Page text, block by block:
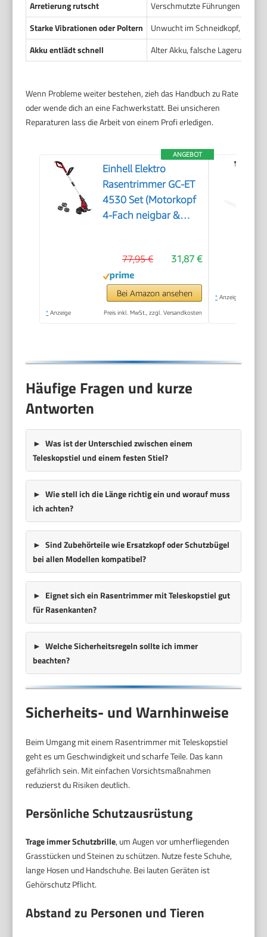
Arretierung rutscht
Verschmutzte Führungen oder
Starke Vibrationen oder Poltern
Unwucht im Schneidkopf,
Akku entlädt schnell
Alter Akku, falsche Lagerung
Wenn Probleme weiter bestehen, zieh das Handbuch zu Rate
oder wende dich an eine Fachwerkstatt. Bei unsicheren
Reparaturen lass die Arbeit von einem Profi erledigen.
ANGEBOT
Einhell Elektro
Rasentrimmer GC-ET
4530 Set (Motorkopf
4-Fach neigbar &
stufenlos
teleskopierbar,
Flowerguard)
31,87 €
77,95 €
Bei Amazon ansehen
* Anzeige Preis inkl. MwSt., zzgl. Versandkosten
* Anzeige
Häufige Fragen und kurze
Antworten
Was ist der Unterschied zwischen einem
Teleskopstielund einemfesten Stiel?
Wie stell ich die Länge richtig ein und worauf muss
ich achten?
Sind Zubehörteile wie Ersatzkopf oder Schutzbügel
bei allen Modellen kompatibel?
Eignet sich ein Rasentrimmer mit Teleskopstiel gut
für Rasenkanten?
Welche Sicherheitsregeln sollte ich immer
beachten?
Sicherheits- und Warnhinweise
Beim Umgang mit einem Rasentrimmer mit Teleskopstiel
geht es um Geschwindigkeit und scharfe Teile. Das kann
gefährlich sein. Mit einfachen Vorsichtsmaßnahmen
reduzierst du Risiken deutlich.
Persönliche Schutzausrüstung
Trage immer Schutzbrille, um Augen vor umherfliegenden
Grasstücken und Steinen zu schützen. Nutze feste Schuhe,
lange Hosen und Handschuhe. Bei lauten Geräten ist
Gehörschutz Pflicht.
Abstand zu Personen und Tieren